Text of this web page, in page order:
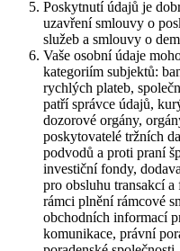
Poskytnutí údajů je
uzavření smlouvy o
služeb a smlouvy o
Vaše osobní údaje
kategoriím subjektů:
rychlých plateb,
patří správce údajů,
dozorové orgány,
poskytovatelé tržních
podvodů a proti praní
investiční fondy,
pro obsluhu transakcí
rámci plnění rámcové
obchodních informací
komunikace, právní